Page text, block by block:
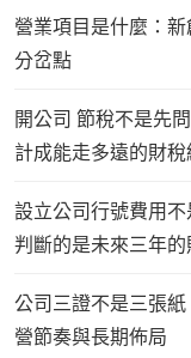
營業項目是什麼：
分岔點
開公司 節稅不是先
計成能走多遠的財
設立公司行號費用
判斷的是未來三年
公司三證不是三張
營節奏與長期佈局